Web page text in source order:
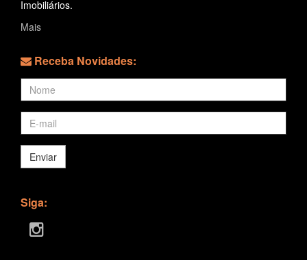
Imobiliários.
Mais
Receba Novidades:
Enviar
Siga: